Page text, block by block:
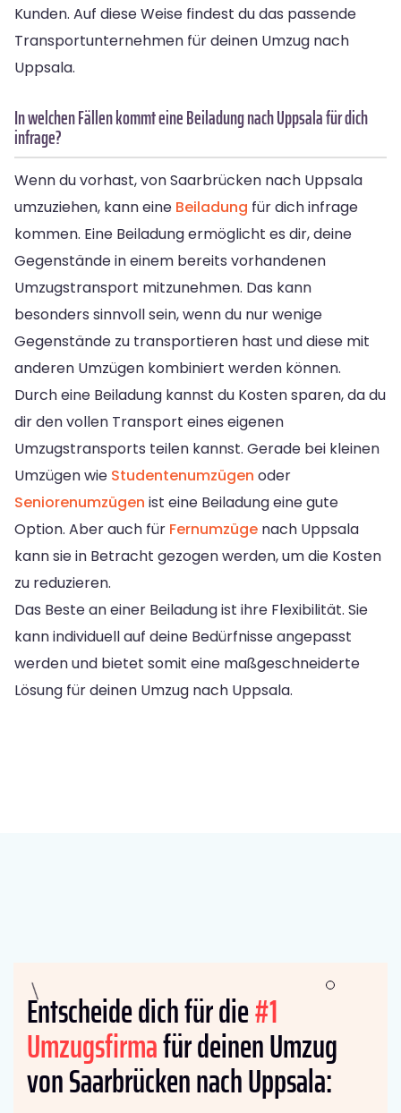
Kunden. Auf diese Weise findest du das passende
Transportunternehmen für deinen Umzug nach
Uppsala.
In welchen Fällen kommt eine Beiladung nach Uppsala für dich
infrage?
Wenn du vorhast, von Saarbrücken nach Uppsala
umzuziehen, kann eine Beiladung für dich infrage
kommen. Eine Beiladung ermöglicht es dir, deine
Gegenstände in einem bereits vorhandenen
Umzugstransport mitzunehmen. Das kann
besonders sinnvoll sein, wenn du nur wenige
Gegenstände zu transportieren hast und diese mit
anderen Umzügen kombiniert werden können.
Durch eine Beiladung kannst du Kosten sparen, da du
dir den vollen Transport eines eigenen
Umzugstransports teilen kannst. Gerade bei kleinen
Umzügen wie Studentenumzügen oder
Seniorenumzügen ist eine Beiladung eine gute
Option. Aber auch für Fernumzüge nach Uppsala
kann sie in Betracht gezogen werden, um die Kosten
zu reduzieren.
Das Beste an einer Beiladung ist ihre Flexibilität. Sie
kann individuell auf deine Bedürfnisse angepasst
werden und bietet somit eine maßgeschneiderte
Lösung für deinen Umzug nach Uppsala.
Entscheide dich für die#1
Umzugsfirmafür deinen Umzug
von Saarbrücken nach Uppsala: